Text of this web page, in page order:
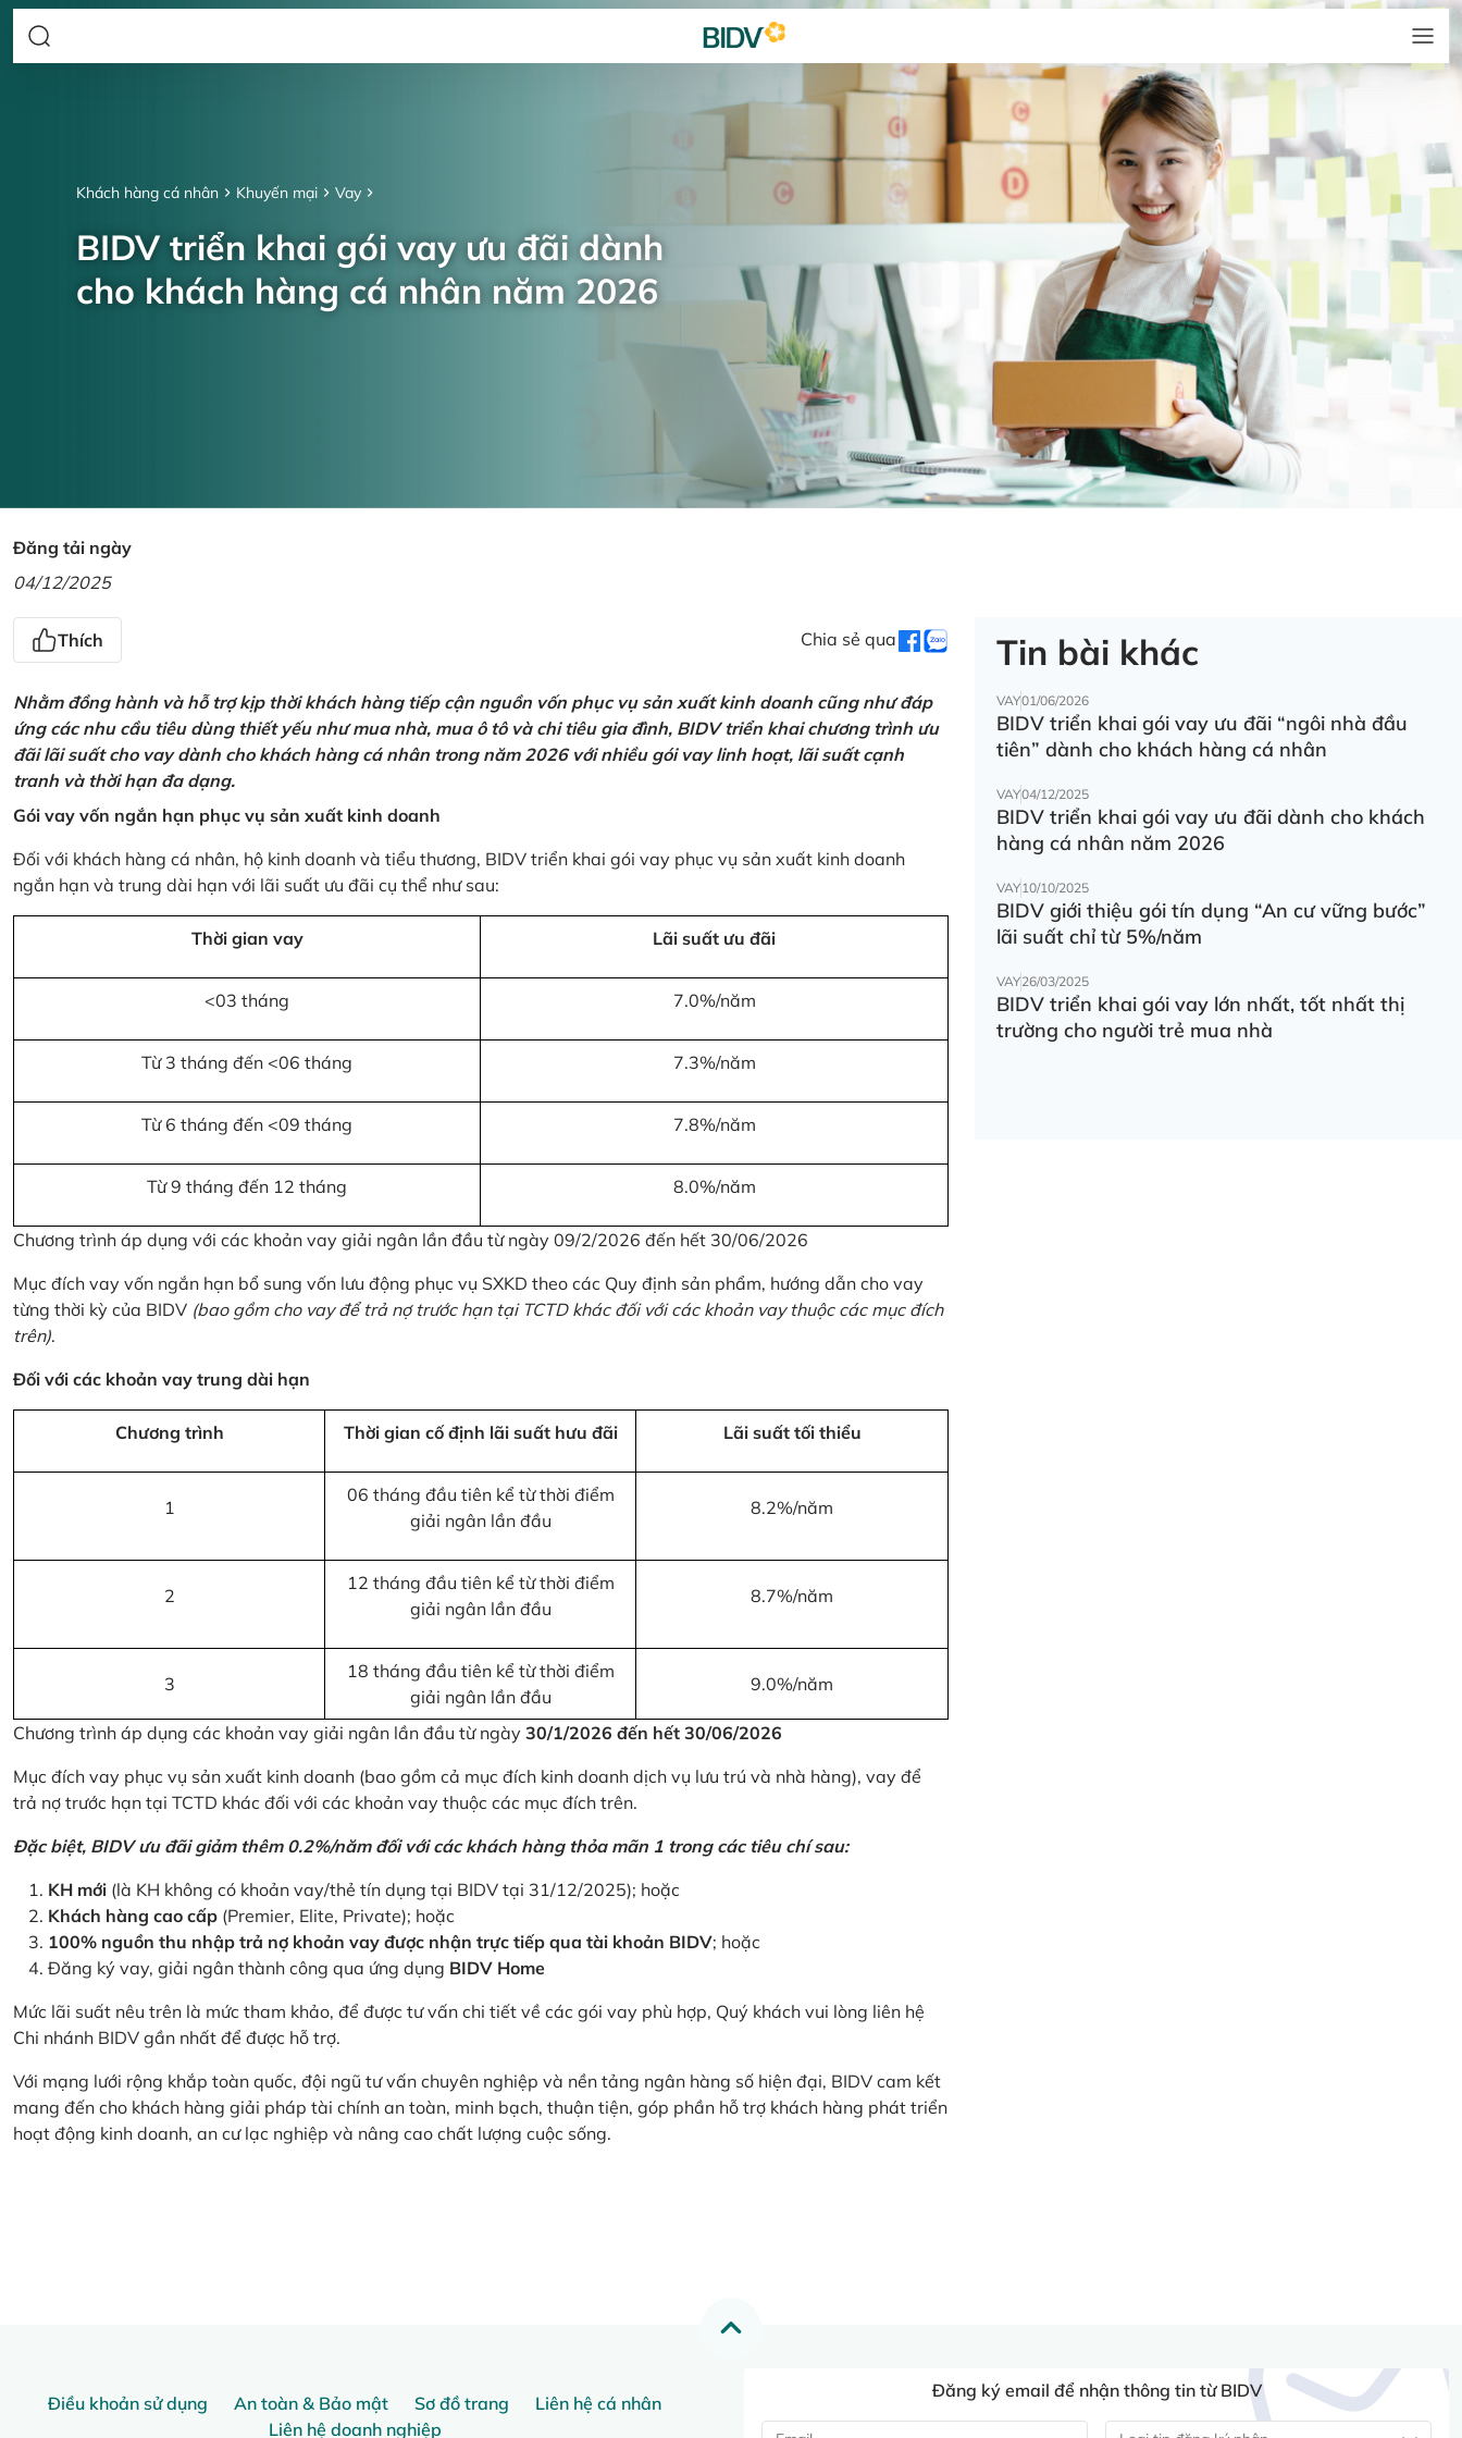
Khách hàng cá nhân Khuyến mại Vay
BIDV triển khai gói vay ưu đãi dành
cho khách hàng cá nhân năm 2026
Đăng tải ngày
04/12/2025
Thích Chia sẻ qua
Nhằm đồng hành và hỗ trợ kịp thời khách hàng tiếp cận nguồn vốn phục vụ sản xuất kinh doanh cũng như đáp
ứng các nhu cầu tiêu dùng thiết yếu như mua nhà, mua ô tô và chi tiêu gia đình, BIDV triển khai chương trình ưu
đãi lãi suất cho vay dành cho khách hàng cá nhân trong năm 2026 với nhiều gói vay linh hoạt, lãi suất cạnh
tranh và thời hạn đa dạng.
Gói vay vốn ngắn hạn phục vụ sản xuất kinh doanh
Đối với khách hàng cá nhân, hộ kinh doanh và tiểu thương, BIDV triển khai gói vay phục vụ sản xuất kinh doanh
ngắn hạn và trung dài hạn với lãi suất ưu đãi cụ thể như sau:
Thời gian vay Lãi suất ưu đãi
<03 tháng 7.0%/năm
Từ 3 tháng đến <06 tháng 7.3%/năm
Từ 6 tháng đến <09 tháng 7.8%/năm
Từ 9 tháng đến 12 tháng 8.0%/năm
Chương trình áp dụng với các khoản vay giải ngân lần đầu từ ngày 09/2/2026 đến hết 30/06/2026
Mục đích vay vốn ngắn hạn bổ sung vốn lưu động phục vụ SXKD theo các Quy định sản phẩm, hướng dẫn cho vay
từng thời kỳ của BIDV (bao gồm cho vay để trả nợ trước hạn tại TCTD khác đối với các khoản vay thuộc các mục đích
trên).
Đối với các khoản vay trung dài hạn
Chương trình Thời gian cố định lãi suất hưu đãi Lãi suất tối thiểu
1
06 tháng đầu tiên kể từ thời điểm
giải ngân lần đầu
8.2%/năm
2
12 tháng đầu tiên kể từ thời điểm
giải ngân lần đầu
8.7%/năm
3
18 tháng đầu tiên kể từ thời điểm
giải ngân lần đầu
9.0%/năm
Chương trình áp dụng các khoản vay giải ngân lần đầu từ ngày 30/1/2026 đến hết 30/06/2026
Mục đích vay phục vụ sản xuất kinh doanh (bao gồm cả mục đích kinh doanh dịch vụ lưu trú và nhà hàng), vay để
trả nợ trước hạn tại TCTD khác đối với các khoản vay thuộc các mục đích trên.
Đặc biệt, BIDV ưu đãi giảm thêm 0.2%/năm đối với các khách hàng thỏa mãn 1 trong các tiêu chí sau:
KH mới (là KH không có khoản vay/thẻ tín dụng tại BIDV tại 31/12/2025); hoặc
Khách hàng cao cấp (Premier, Elite, Private); hoặc
100% nguồn thu nhập trả nợ khoản vay được nhận trực tiếp qua tài khoản BIDV; hoặc
Đăng ký vay, giải ngân thành công qua ứng dụng BIDV Home
Mức lãi suất nêu trên là mức tham khảo, để được tư vấn chi tiết về các gói vay phù hợp, Quý khách vui lòng liên hệ
Chi nhánh BIDV gần nhất để được hỗ trợ.
Với mạng lưới rộng khắp toàn quốc, đội ngũ tư vấn chuyên nghiệp và nền tảng ngân hàng số hiện đại, BIDV cam kết
mang đến cho khách hàng giải pháp tài chính an toàn, minh bạch, thuận tiện, góp phần hỗ trợ khách hàng phát triển
hoạt động kinh doanh, an cư lạc nghiệp và nâng cao chất lượng cuộc sống.
Tin bài khác
VAY01/06/2026
BIDV triển khai gói vay ưu đãi “ngôi nhà đầu
tiên” dành cho khách hàng cá nhân
VAY04/12/2025
BIDV triển khai gói vay ưu đãi dành cho khách
hàng cá nhân năm 2026
VAY10/10/2025
BIDV giới thiệu gói tín dụng “An cư vững bước”
lãi suất chỉ từ 5%/năm
VAY26/03/2025
BIDV triển khai gói vay lớn nhất, tốt nhất thị
trường cho người trẻ mua nhà
Điều khoản sử dụng An toàn & Bảo mật Sơ đồ trang
Liên hệ cá nhân
Liên hệ doanh nghiệp
Đăng ký email để nhận thông tin từ BIDV